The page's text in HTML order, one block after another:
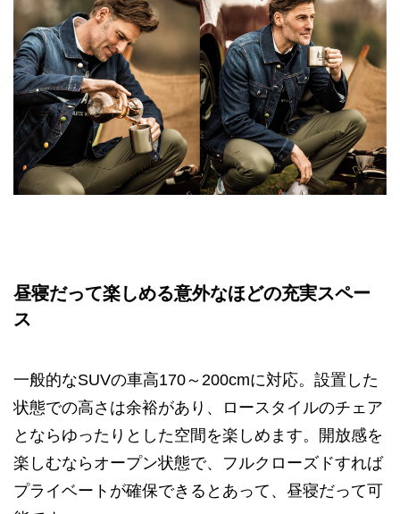
昼寝だって楽しめる意外なほどの充実スペー
ス
一般的なSUVの車高170～200cmに対応。設置した
状態での高さは余裕があり、ロースタイルのチェア
とならゆったりとした空間を楽しめます。開放感を
楽しむならオープン状態で、フルクローズドすれば
プライベートが確保できるとあって、昼寝だって可